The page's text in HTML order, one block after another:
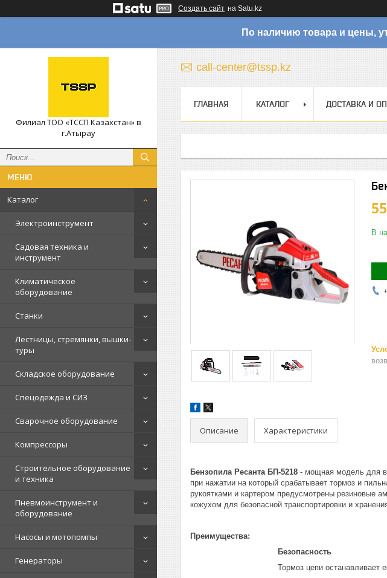
Создать сайт на Satu.kz
По наличию товара и цены,
Филиал ТОО «ТССП Казахстан» в
г.Атырау
Каталог
Электроинструмент
Садовая техника и
инструмент
Климатическое
оборудование
Станки
Лестницы, стремянки, вышки-
туры
Складское оборудование
Спецодежда и СИЗ
Сварочное оборудование
Компрессоры
Строительное оборудование
и техника
Пневмоинструмент и
оборудование
Насосы и мотопомпы
Генераторы
call-center@tssp.kz
ГЛАВНАЯ КАТАЛОГ ДОСТАВКА И
В
Описание Характеристики
Бензопила Ресанта БП-5218 - мощная модель для
при нажатии на который срабатывает тормоз и
рукоятками и картером предусмотрены резиновые
кожухом для безопасной транспортировки и
Преимущества:
Безопасность
Тормоз цепи останавливает